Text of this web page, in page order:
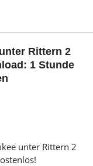
Rittern 2
1 Stunde
unter Rittern 2